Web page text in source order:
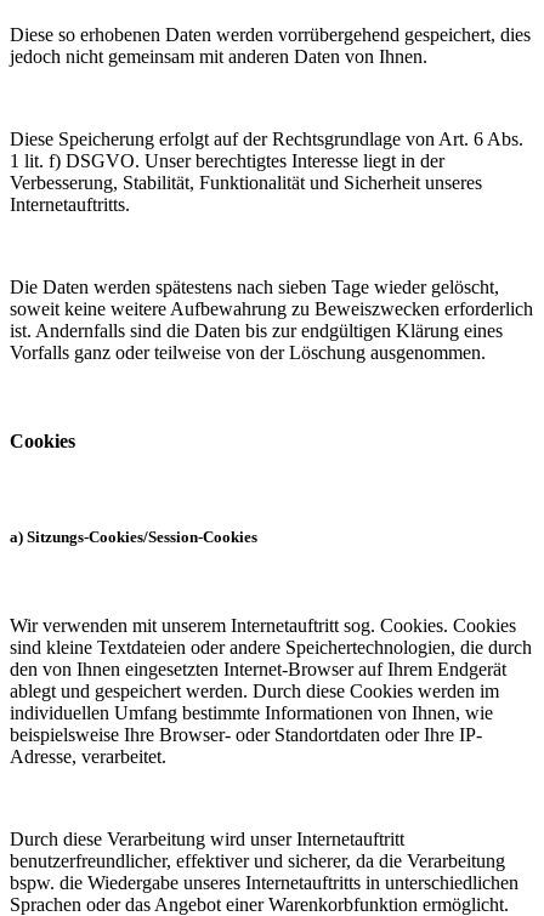
Diese so erhobenen Daten werden vorrübergehend gespeichert, dies
jedoch nicht gemeinsam mit anderen Daten von Ihnen.
Diese Speicherung erfolgt auf der Rechtsgrundlage von Art. 6 Abs.
1 lit. f) DSGVO. Unser berechtigtes Interesse liegt in der
Verbesserung, Stabilität, Funktionalität und Sicherheit unseres
Internetauftritts.
Die Daten werden spätestens nach sieben Tage wieder gelöscht,
soweit keine weitere Aufbewahrung zu Beweiszwecken erforderlich
ist. Andernfalls sind die Daten bis zur endgültigen Klärung eines
Vorfalls ganz oder teilweise von der Löschung ausgenommen.
Cookies
a) Sitzungs-Cookies/Session-Cookies
Wir verwenden mit unserem Internetauftritt sog. Cookies. Cookies
sind kleine Textdateien oder andere Speichertechnologien, die durch
den von Ihnen eingesetzten Internet-Browser auf Ihrem Endgerät
ablegt und gespeichert werden. Durch diese Cookies werden im
individuellen Umfang bestimmte Informationen von Ihnen, wie
beispielsweise Ihre Browser- oder Standortdaten oder Ihre IP-
Adresse, verarbeitet.
Durch diese Verarbeitung wird unser Internetauftritt
benutzerfreundlicher, effektiver und sicherer, da die Verarbeitung
bspw. die Wiedergabe unseres Internetauftritts in unterschiedlichen
Sprachen oder das Angebot einer Warenkorbfunktion ermöglicht.